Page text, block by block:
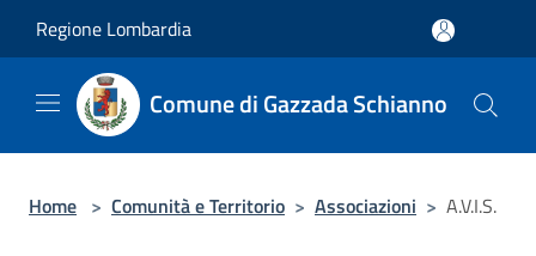
Regione Lombardia
Comune di Gazzada Schianno
Home > Comunità e Territorio > Associazioni > A.V.I.S.